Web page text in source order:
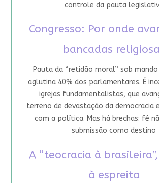
controle da pauta
Congresso: Por onde
bancadas
Pauta da “retidão moral” sob
aglutina 40% dos parlamentares. É
igrejas fundamentalistas, que
terreno de devastação da democracia
com a política. Mas há brechas: fé
submissão como destino
A “teocracia à
à espreita